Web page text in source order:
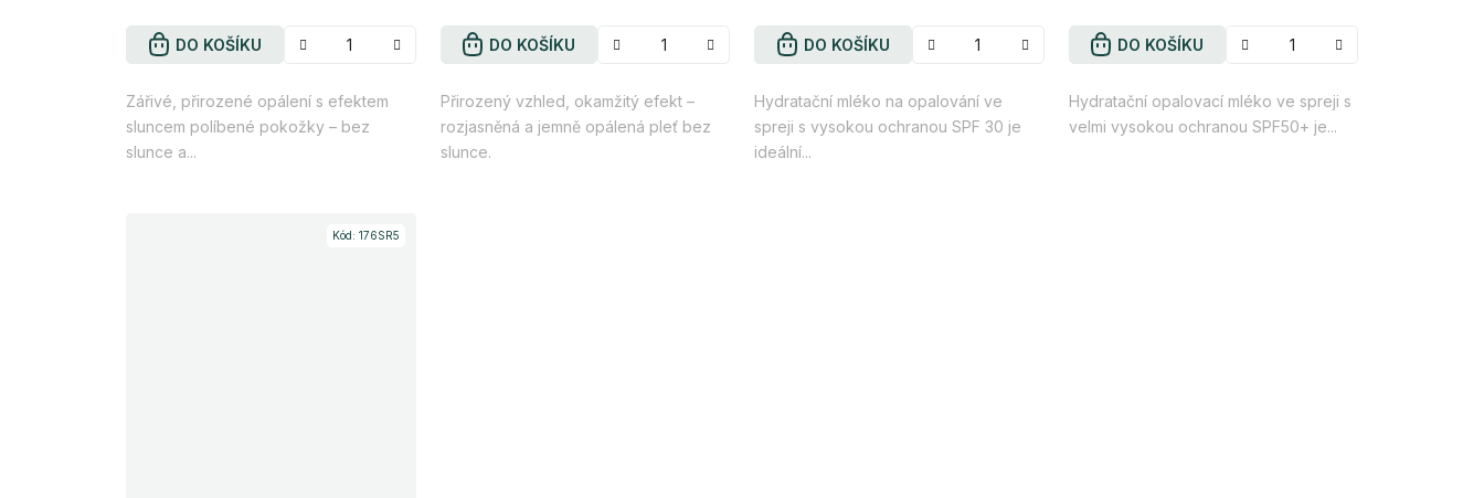
DO KOŠÍKU
Zářivé, přirozené opálení s efektem
sluncem políbené pokožky – bez
slunce a...
DO KOŠÍKU
Přirozený vzhled, okamžitý efekt –
rozjasněná a jemně opálená pleť bez
slunce.
DO KOŠÍKU
Hydratační mléko na opalování ve
spreji s vysokou ochranou SPF 30 je
ideální...
DO KOŠÍKU
Hydratační opalovací mléko ve spreji s
velmi vysokou ochranou SPF50+ je...
Kód: 176SR5